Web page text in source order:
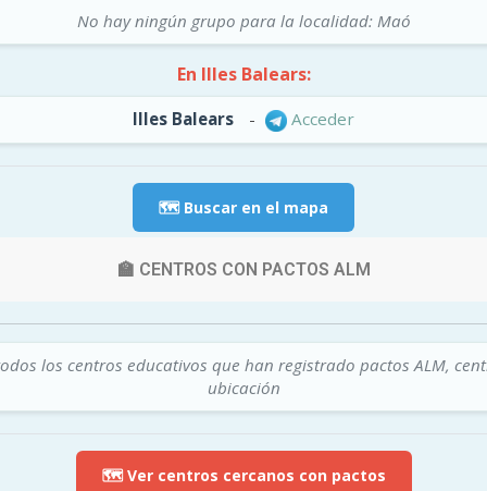
No hay ningún grupo para la localidad: Maó
En Illes Balears:
Illes Balears - Acceder
🗺️ Buscar en el mapa
🏫 CENTROS CON PACTOS ALM
los centros educativos que han registrado pactos ALM,
ubicación
🗺️ Ver centros cercanos con pactos